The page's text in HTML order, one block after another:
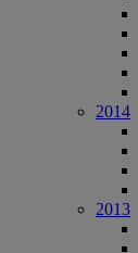
2014
2013